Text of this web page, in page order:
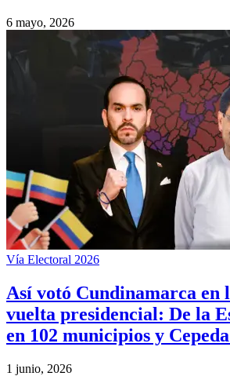
6 mayo, 2026
Vía Electoral 2026
Así votó Cundinamarca en
vuelta presidencial: De la
en 102 municipios y
1 junio, 2026